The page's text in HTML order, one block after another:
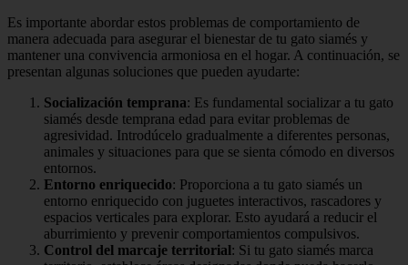
Es importante abordar estos problemas de comportamiento de
manera adecuada para asegurar el bienestar de tu gato siamés y
mantener una convivencia armoniosa en el hogar. A continuación, se
presentan algunas soluciones que pueden ayudarte:
Socialización temprana: Es fundamental socializar a tu gato
siamés desde temprana edad para evitar problemas de
agresividad. Introdúcelo gradualmente a diferentes personas,
animales y situaciones para que se sienta cómodo en diversos
entornos.
Entorno enriquecido: Proporciona a tu gato siamés un
entorno enriquecido con juguetes interactivos, rascadores y
espacios verticales para explorar. Esto ayudará a reducir el
aburrimiento y prevenir comportamientos compulsivos.
Control del marcaje territorial: Si tu gato siamés marca